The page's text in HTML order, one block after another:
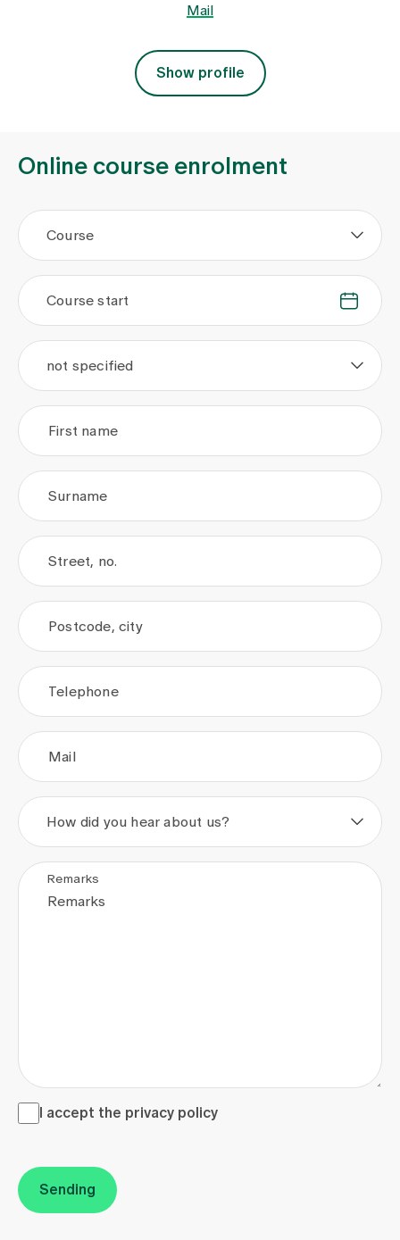
Mail
Show profile
Online course enrolment
Course
. .
Course start
not specified
First name
Surname
Street, no.
Postcode, city
Telephone
Mail
How did you hear about us?
Remarks
I accept the <a href="/en/privacy-policy"
I accept the privacy policy
Sending